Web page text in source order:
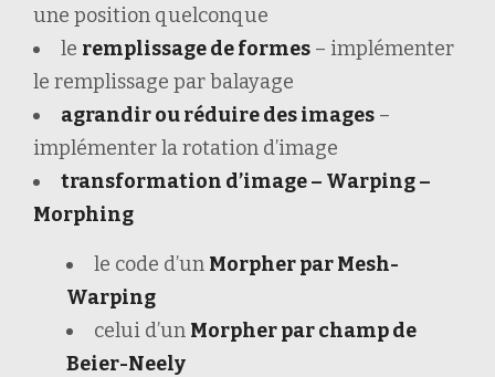
une position quelconque
le remplissage de formes – implémenter
le remplissage par balayage
agrandir ou réduire des images –
implémenter la rotation d’image
transformation d’image – Warping –
Morphing
le code d’un Morpher par Mesh-
Warping
celui d’un Morpher par champ de
Beier-Neely